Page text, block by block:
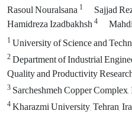
Rasoul Nouralsana1 Sajjad
Hamidreza Izadbakhsh4
1University of Science and
2Department of Industrial
Quality and Productivity
3Sarcheshmeh Copper
4Kharazmi University, Tehran,